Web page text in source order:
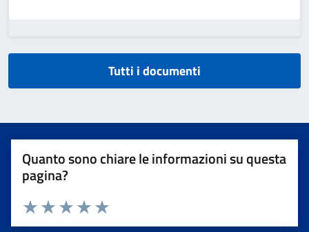
Tutti i documenti
Quanto sono chiare le informazioni su questa
pagina?
Valuta da 1 a 5 stelle la pagina
Valuta 5 stelle su 5
Valuta 4 stelle su 5
Valuta 3 stelle su 5
Valuta 2 stelle su 5
Valuta 1 stelle su 5